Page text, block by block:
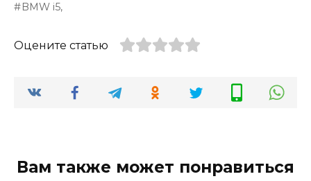
BMW i5,
Оцените статью
Вам также может понравиться